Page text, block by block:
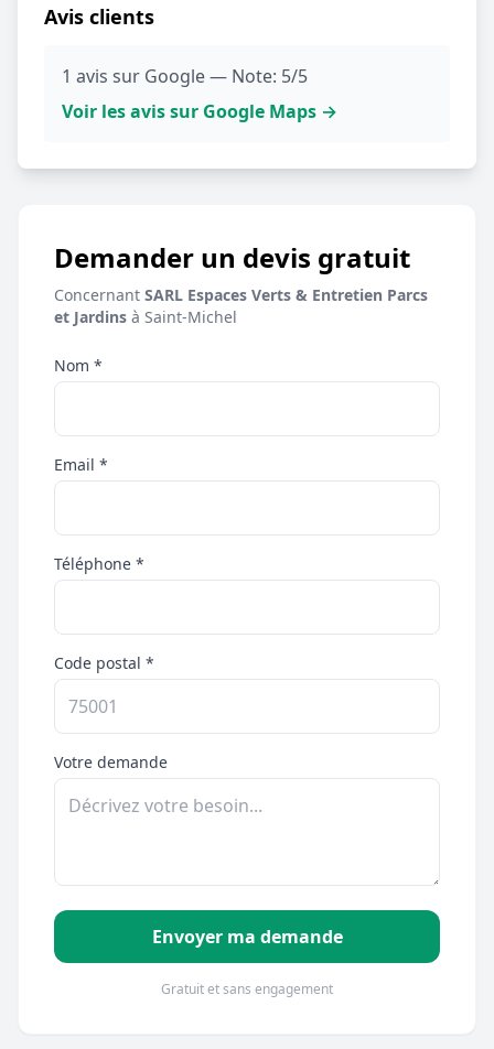
Avis clients
1 avis sur Google — Note: 5/5
Voir les avis sur Google Maps →
Demander un devis gratuit
Concernant SARL Espaces Verts & Entretien Parcs
et Jardins à Saint-Michel
Nom *
Email *
Téléphone *
Code postal *
Votre demande
Envoyer ma demande
Gratuit et sans engagement